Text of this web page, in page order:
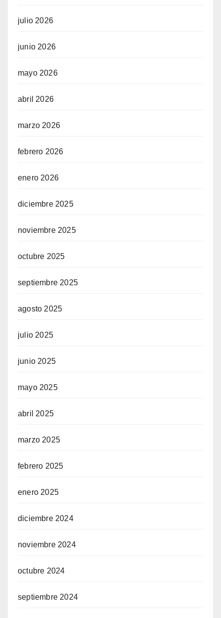
julio 2026
junio 2026
mayo 2026
abril 2026
marzo 2026
febrero 2026
enero 2026
diciembre 2025
noviembre 2025
octubre 2025
septiembre 2025
agosto 2025
julio 2025
junio 2025
mayo 2025
abril 2025
marzo 2025
febrero 2025
enero 2025
diciembre 2024
noviembre 2024
octubre 2024
septiembre 2024